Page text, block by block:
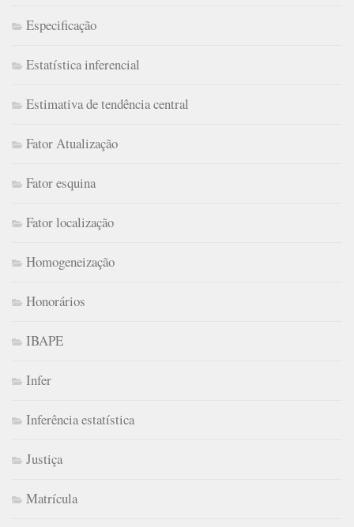
Especificação
Estatística inferencial
Estimativa de tendência central
Fator Atualização
Fator esquina
Fator localização
Homogeneização
Honorários
IBAPE
Infer
Inferência estatística
Justiça
Matrícula